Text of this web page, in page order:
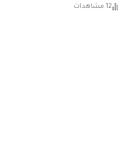
12 مشاهدات